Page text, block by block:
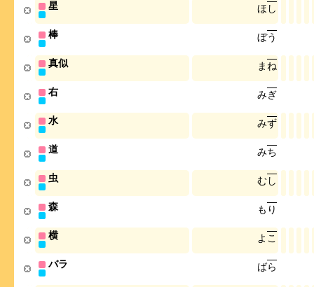
星 ほ し
棒 ぼう
真似 ま ね
右 みぎ
水 みず
道 みち
虫 むし
森 も り
横 よ こ
バラ ばら